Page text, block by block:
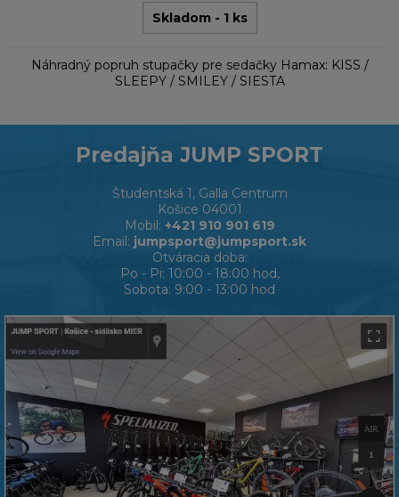
Skladom - 1 ks
Náhradný popruh stupačky pre sedačky Hamax: KISS /
SLEEPY / SMILEY / SIESTA
Predajňa JUMP SPORT
Študentská 1, Galla Centrum
Košice 04001
Mobil: +421 910 901 619
Email: jumpsport@jumpsport.sk
Otváracia doba:
Po - Pi: 10:00 - 18:00 hod,
Sobota: 9:00 - 13:00 hod